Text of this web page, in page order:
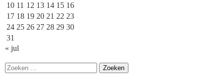
10 11 12 13 14 15 16
17 18 19 20 21 22 23
24 25 26 27 28 29 30
31
« jul